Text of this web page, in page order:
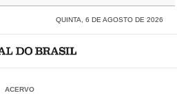
QUINTA, 6 DE AGOSTO DE 2026
ACERVO